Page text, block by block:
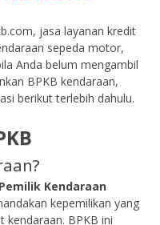
jasa layanan kredit
sepeda motor,
Anda belum mengambil
BPKB kendaraan,
berikut terlebih dahulu.
Kendaraan
kepemilikan yang
kendaraan. BPKB ini